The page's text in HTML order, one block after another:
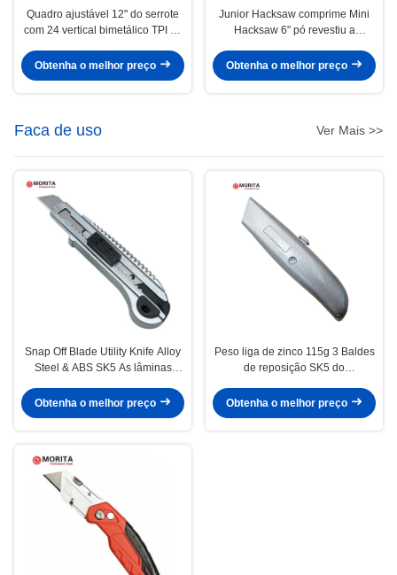
Quadro ajustável 12" do serrote
com 24 vertical bimetálico TPI de
lâmina do HSS da tensão alta e
Obtenha o melhor preço
Junior Hacksaw comprime Mini
Hacksaw 6" pó revestiu a
e de 24 do metal TPI
anticorrosivos de lâmina de corte
Obtenha o melhor preço
Faca de uso Ver Mais >>
Snap Off Blade Utility Knife Alloy
Steel & ABS SK5 As lâminas
bloqueio da lâmina Sistema de
troca de lâmina sem ferramentas
Obtenha o melhor preço
Peso liga de zinco 115g 3 Baldes
de reposição SK5 do
serviço público retrátil da lâmina
Obtenha o melhor preço